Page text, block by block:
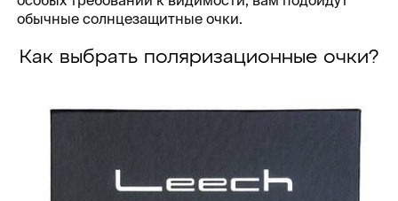
обычные солнцезащитные очки.
Как выбрать поляризационные очки?